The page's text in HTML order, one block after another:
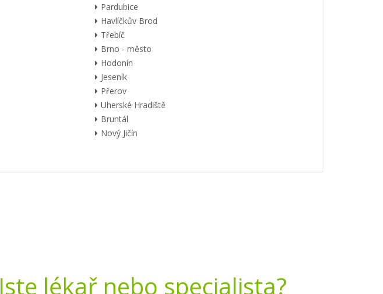
Pardubice
Havlíčkův Brod
Třebíč
Brno - město
Hodonín
Jeseník
Přerov
Uherské Hradiště
Bruntál
Nový Jičín
Jste lékař nebo specialista?